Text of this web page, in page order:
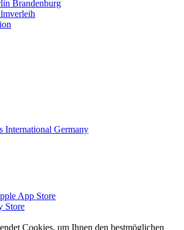
App Store
Store
Cookies, um Ihnen den bestmöglichen